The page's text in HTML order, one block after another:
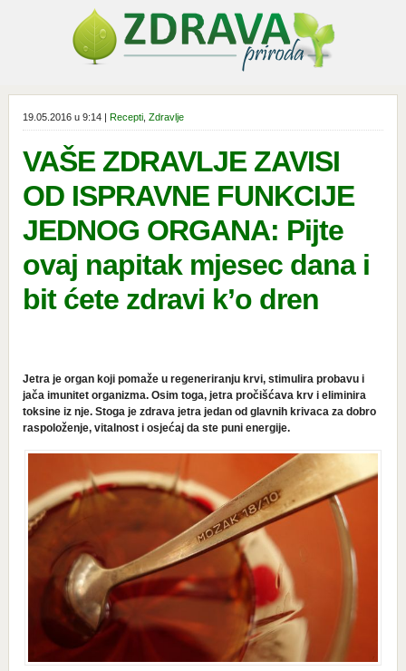
19.05.2016 u 9:14 | Recepti, Zdravlje
VAŠE ZDRAVLJE ZAVISI
OD ISPRAVNE FUNKCIJE
JEDNOG ORGANA: Pijte
ovaj napitak mjesec dana i
bit ćete zdravi k’o dren
Jetra je organ koji pomaže u regeneriranju krvi, stimulira probavu i
jača imunitet organizma. Osim toga, jetra pročišćava krv i eliminira
toksine iz nje. Stoga je zdrava jetra jedan od glavnih krivaca za dobro
raspoloženje, vitalnost i osjećaj da ste puni energije.